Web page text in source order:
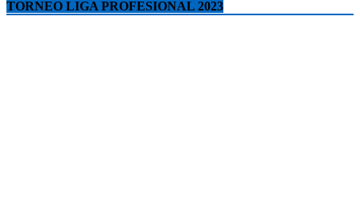
TORNEO LIGA PROFESIONAL 2023